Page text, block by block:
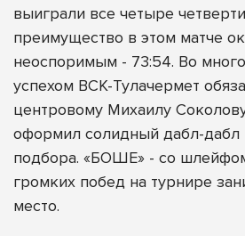
выиграли все четыре
преимущество в этом матче
неоспоримым - 73:54. Во
успехом ВСК-Тулачермет
центровому Михаилу
оформил солидный дабл-дабл
подбора. «БОШЕ» - со
громких побед на турнире
место.